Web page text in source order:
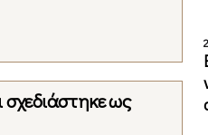
σχεδιάστηκε ως